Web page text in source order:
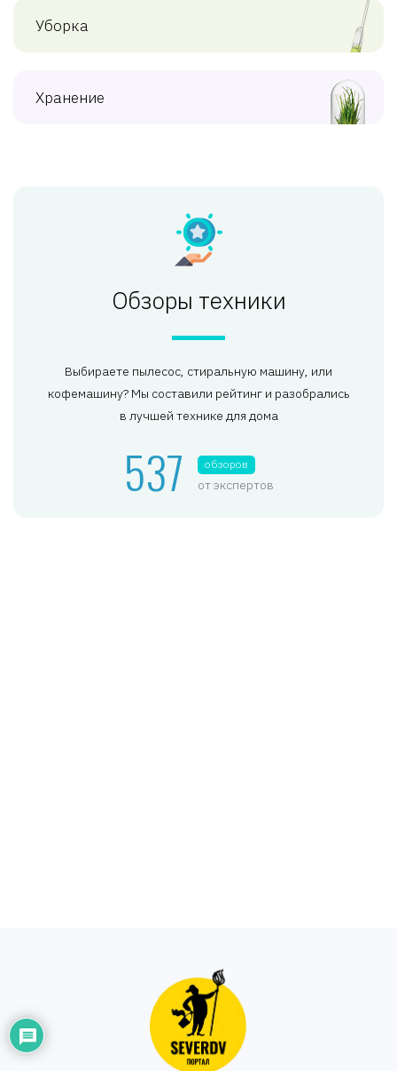
Уборка
Хранение
Обзоры техники
Выбираете пылесос, стиральную машину, или
кофемашину? Мы составили рейтинг и разобрались
в лучшей технике для дома
537 обзоров
от экспертов